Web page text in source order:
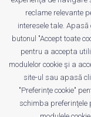
pe o
Despre noi
reclame relevante
interesele tale. Apasă
butonul "Accept toate
pentru a accepta
modulelor cookie şi a
site-ul sau apasă
"Preferințe cookie"
schimba preferinţele